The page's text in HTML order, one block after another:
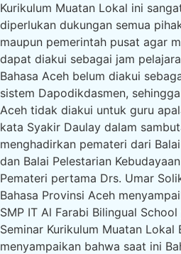
Kurikulum Muatan Lokal ini
diperlukan dukungan semua
maupun pemerintah pusat agar
dapat diakui sebagai jam
Bahasa Aceh belum diakui
sistem Dapodikdasmen,
Aceh tidak diakui untuk guru
kata Syakir Daulay dalam
menghadirkan pemateri dari
dan Balai Pelestarian
Pemateri pertama Drs. Umar
Bahasa Provinsi Aceh
SMP IT Al Farabi Bilingual
Seminar Kurikulum Muatan Lokal
menyampaikan bahwa saat ini